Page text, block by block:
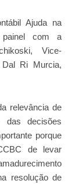
Ajuda na
painel com a
Vice-
Ri Murcia,
relevância de
das decisões
porque
de levar
resolução de